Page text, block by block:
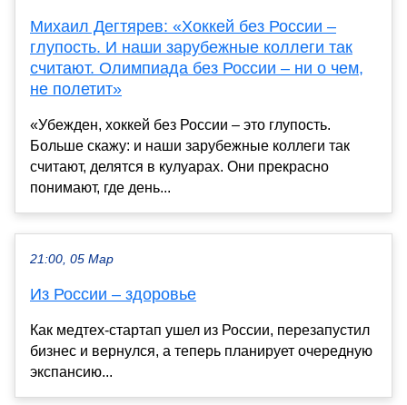
Михаил Дегтярев: «Хоккей без России –
глупость. И наши зарубежные коллеги так
считают. Олимпиада без России – ни о чем,
не полетит»
«Убежден, хоккей без России – это глупость.
Больше скажу: и наши зарубежные коллеги так
считают, делятся в кулуарах. Они прекрасно
понимают, где день...
21:00, 05 Мар
Из России – здоровье
Как медтех-стартап ушел из России, перезапустил
бизнес и вернулся, а теперь планирует очередную
экспансию...